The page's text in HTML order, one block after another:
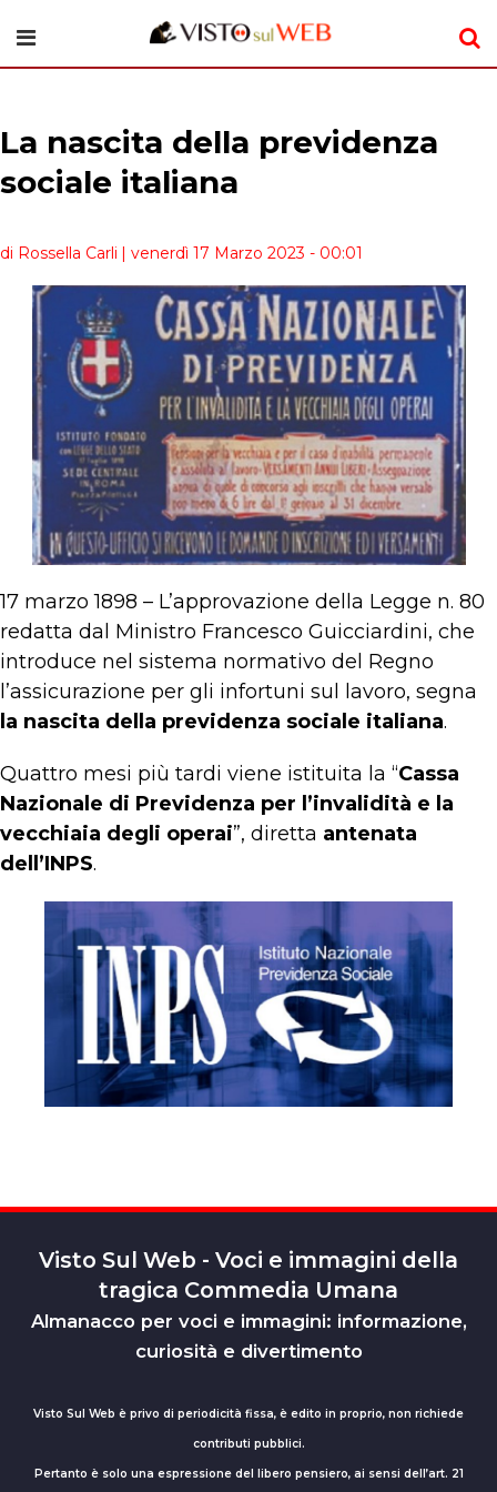
La nascita della previdenza
sociale italiana
di Rossella Carli | venerdì 17 Marzo 2023 - 00:01
17 marzo 1898 – L’approvazione della Legge n. 80
redatta dal Ministro Francesco Guicciardini, che
introduce nel sistema normativo del Regno
l’assicurazione per gli infortuni sul lavoro, segna
la nascita della previdenza sociale italiana.
Quattro mesi più tardi viene istituita la “Cassa
Nazionale di Previdenza per l’invalidità e la
vecchiaia degli operai”, diretta antenata
dell’INPS.
Visto Sul Web - Voci e immagini della
tragica Commedia Umana
Almanacco per voci e immagini: informazione,
curiosità e divertimento
Visto Sul Web è privo di periodicità fissa, è edito in proprio, non richiede
contributi pubblici.
Pertanto è solo una espressione del libero pensiero, ai sensi dell’art. 21